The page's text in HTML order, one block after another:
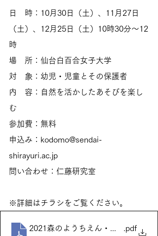
日　時：10月30日（土）、11月27日
（土）、12月25日（土）10時30分～12
時
場　所：仙台白百合女子大学
対　象：幼児・児童とその保護者
内　容：自然を活かしたあそびを楽し
む
参加費：無料
申込み：kodomo@sendai-
shirayuri.ac.jp
問い合わせ：仁藤研究室
※詳細はチラシをご覧ください。
2021森のようちえん・しょうがっこ
.pdf